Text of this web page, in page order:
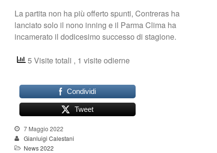
La partita non ha più offerto spunti, Contreras ha
lanciato solo il nono inning e il Parma Clima ha
incamerato il dodicesimo successo di stagione.
5 Visite totali , 1 visite odierne
Condividi
Tweet
7 Maggio 2022
Gianluigi Calestani
News 2022